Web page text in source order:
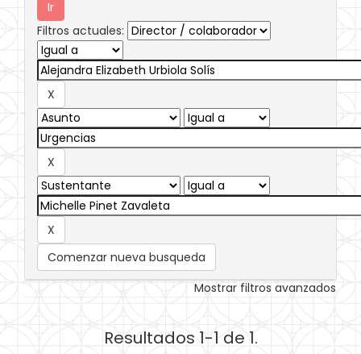
Filtros actuales:
Comenzar nueva busqueda
Mostrar filtros avanzados
Resultados 1-1 de 1.